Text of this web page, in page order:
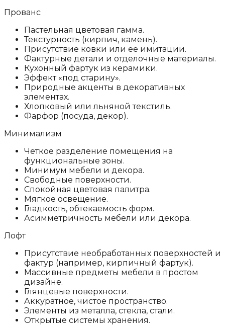
Прованс
Пастельная цветовая гамма.
Текстурность (кирпич, камень).
Присутствие ковки или ее имитации.
Фактурные детали и отделочные материалы.
Кухонный фартук из керамики.
Эффект «под старину».
Природные акценты в декоративных
элементах.
Хлопковый или льняной текстиль.
Фарфор (посуда, декор).
Минимализм
Четкое разделение помещения на
функциональные зоны.
Минимум мебели и декора.
Свободные поверхности.
Спокойная цветовая палитра.
Мягкое освещение.
Гладкость, обтекаемость форм.
Асимметричность мебели или декора.
Лофт
Присутствие необработанных поверхностей и
фактур (например, кирпичный фартук).
Массивные предметы мебели в простом
дизайне.
Глянцевые поверхности.
Аккуратное, чистое пространство.
Элементы из металла, стекла, стали.
Открытые системы хранения.